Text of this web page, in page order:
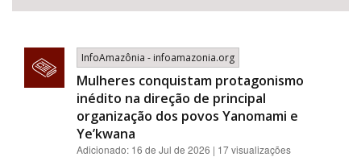
InfoAmazônia - infoamazonia.org
Mulheres conquistam protagonismo
inédito na direção de principal
organização dos povos Yanomami e
Ye’kwana
Adicionado: 16 de Jul de 2026 | 17 visualizações